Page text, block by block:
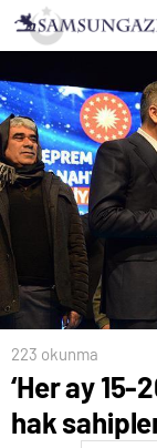
223 okunma
‘Her ay
hak